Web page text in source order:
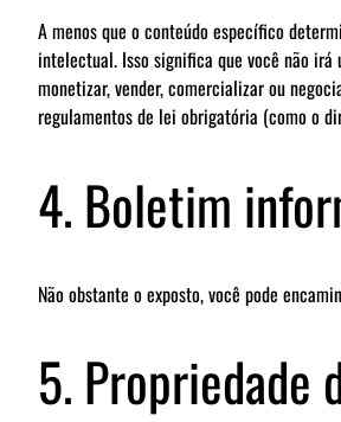
A menos que o conteúdo específico
intelectual. Isso significa que você não
monetizar, vender, comercializar ou
regulamentos de lei obrigatória (como o
4. Boletim
Não obstante o exposto, você pode
5. Propriedade